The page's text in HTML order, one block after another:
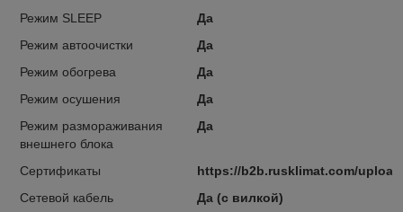
Режим SLEEP
Да
Режим автоочистки
Да
Режим обогрева
Да
Режим осушения
Да
Режим размораживания
внешнего блока
Да
Сертификаты
https://b2b.rusklimat.com/
Сетевой кабель
Да (с вилкой)